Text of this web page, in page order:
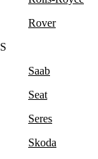
Rover
S
Saab
Seat
Seres
Skoda